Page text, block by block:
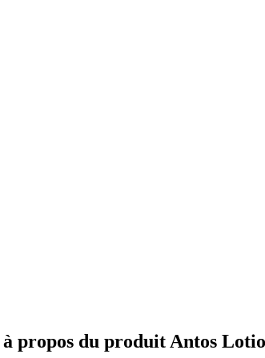
à propos du produit Antos